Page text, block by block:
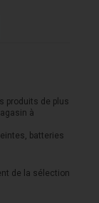
produits de plus
à
batteries
de la sélection